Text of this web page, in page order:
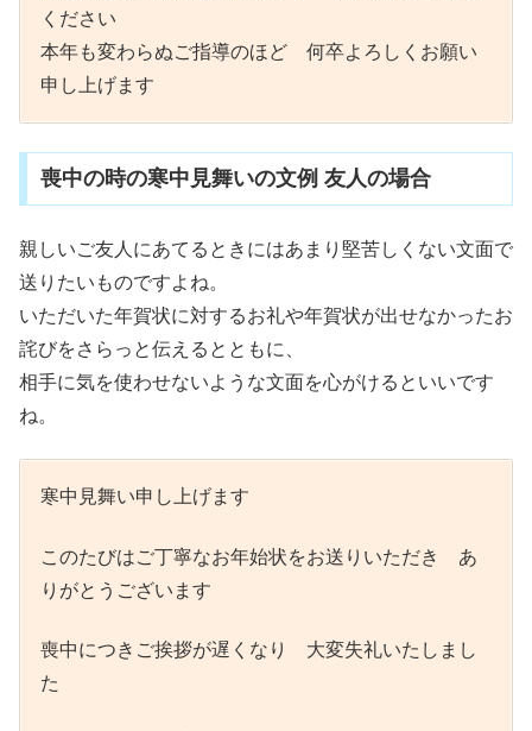
ください
本年も変わらぬご指導のほど 何卒よろしくお願い
申し上げます
喪中の時の寒中見舞いの文例 友人の場合
親しいご友人にあてるときにはあまり堅苦しくない文面で
送りたいものですよね。
いただいた年賀状に対するお礼や年賀状が出せなかったお
詫びをさらっと伝えるとともに、
相手に気を使わせないような文面を心がけるといいです
ね。
寒中見舞い申し上げます
このたびはご丁寧なお年始状をお送りいただき あ
りがとうございます
喪中につきご挨拶が遅くなり 大変失礼いたしまし
た